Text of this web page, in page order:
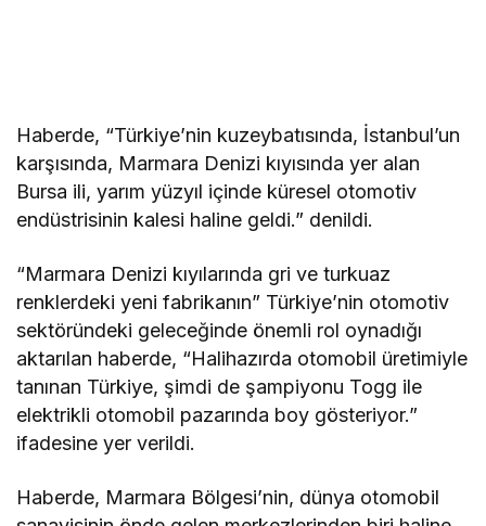
Haberde, “Türkiye’nin kuzeybatısında, İstanbul’un
karşısında, Marmara Denizi kıyısında yer alan
Bursa ili, yarım yüzyıl içinde küresel otomotiv
endüstrisinin kalesi haline geldi.” denildi.
“Marmara Denizi kıyılarında gri ve turkuaz
renklerdeki yeni fabrikanın” Türkiye’nin otomotiv
sektöründeki geleceğinde önemli rol oynadığı
aktarılan haberde, “Halihazırda otomobil üretimiyle
tanınan Türkiye, şimdi de şampiyonu Togg ile
elektrikli otomobil pazarında boy gösteriyor.”
ifadesine yer verildi.
Haberde, Marmara Bölgesi’nin, dünya otomobil